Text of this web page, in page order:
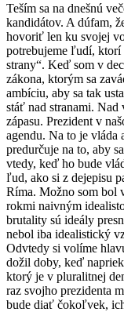
Teším sa na dnešnú
kandidátov. A dúfam,
hovoriť len ku svojej
potrebujeme ľudí, ktorí
strany“. Keď som v
zákona, ktorým sa
ambíciu, aby sa tak
stáť nad stranami.
zápasu. Prezident v
agendu. Na to je vláda
predurčuje na to, aby
vtedy, keď ho bude
ľud, ako si z dejepisu
Ríma. Možno som bol
rokmi naivným
brutality sú ideály
nebol iba idealistický
Odvtedy si volíme
dožil doby, keď
ktorý je v pluralitnej
raz svojho prezidenta
bude diať čokoľvek,